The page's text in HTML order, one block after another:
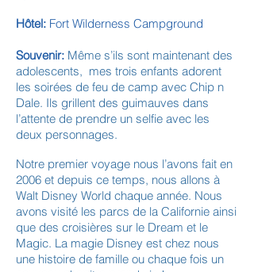
Hôtel: Fort Wilderness Campground
Souvenir: Même s’ils sont maintenant des
adolescents, mes trois enfants adorent
les soirées de feu de camp avec Chip n
Dale. Ils grillent des guimauves dans
l’attente de prendre un selfie avec les
deux personnages.
Notre premier voyage nous l’avons fait en
2006 et depuis ce temps, nous allons à
Walt Disney World chaque année. Nous
avons visité les parcs de la Californie ainsi
que des croisières sur le Dream et le
Magic. La magie Disney est chez nous
une histoire de famille ou chaque fois un